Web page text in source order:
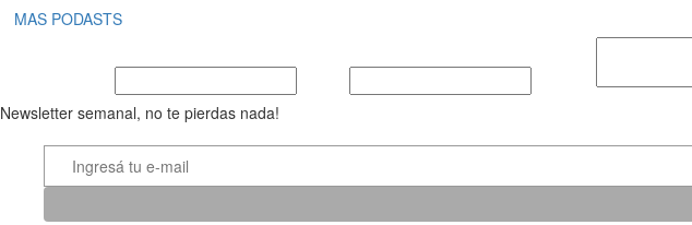
MAS PODASTS
Newsletter semanal, no te pierdas nada!